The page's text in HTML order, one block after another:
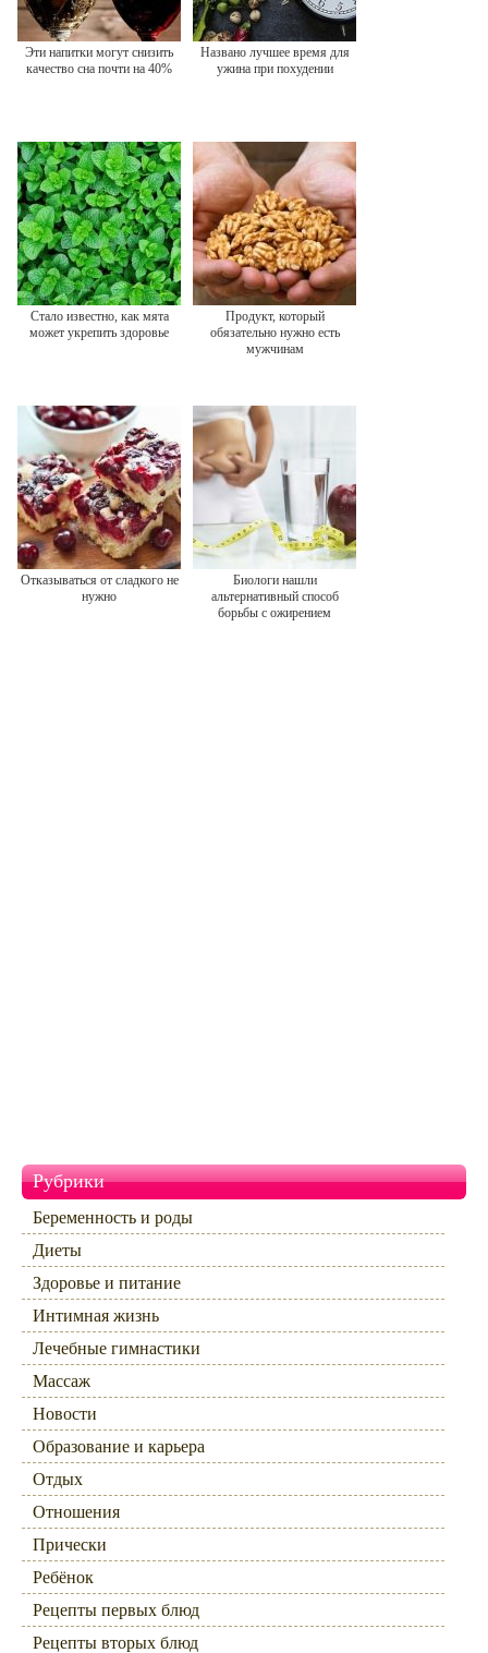
Эти напитки могут снизить
качество сна почти на 40%
Названо лучшее время для
ужина при похудении
Стало известно, как мята
может укрепить здоровье
Продукт, который
обязательно нужно есть
мужчинам
Отказываться от сладкого не
нужно
Биологи нашли
альтернативный способ
борьбы с ожирением
Рубрики
Беременность и роды
Диеты
Здоровье и питание
Интимная жизнь
Лечебные гимнастики
Массаж
Новости
Образование и карьера
Отдых
Отношения
Прически
Ребёнок
Рецепты первых блюд
Рецепты вторых блюд